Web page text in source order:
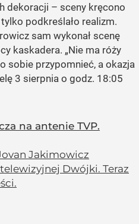
dekoracji – sceny kręcono
podkreślało realizm.
sam wykonał scenę
kaskadera. „Nie ma róży
sobie przypomnieć, a okazja
3 sierpnia o godz. 18:05
na antenie TVP.
Jakimowicz
Dwójki. Teraz